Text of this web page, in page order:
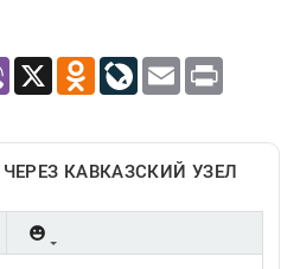
Viber X Odnoklassniki
LiveJournal
Email Print
КАВКАЗСКИЙ УЗЕЛ